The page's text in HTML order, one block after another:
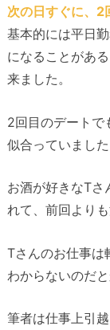
次の日すぐに、2
基本的には平日
になることがあ
来ました。
2回目のデートで
似合っていました
お酒が好きなTさ
れて、前回より
Tさんのお仕事は
わからないのだと
筆者は仕事上引